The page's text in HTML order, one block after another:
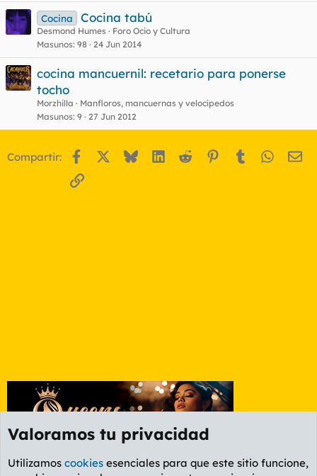
Cocina Cocina tabú
Desmond Humes
Foro Ocio y Cultura
Masunos 98 24 Jun 2014
cocina mancuernil: recetario para ponerse
tocho
Morzhilla
Manfloros, mancuernas y velocípedos
Masunos 9 27 Jun 2012
Compartir: Facebook BlueskyLinkedIn
Reddit Pinterest
Tumblr
Enlace
Valoramos tu privacidad
Utilizamos cookies esenciales para que este sitio funcione,